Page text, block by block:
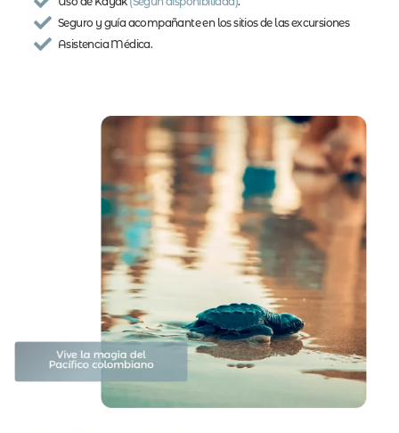
Seguro y guía acompañante en los sitios de las excursiones
Asistencia Médica.